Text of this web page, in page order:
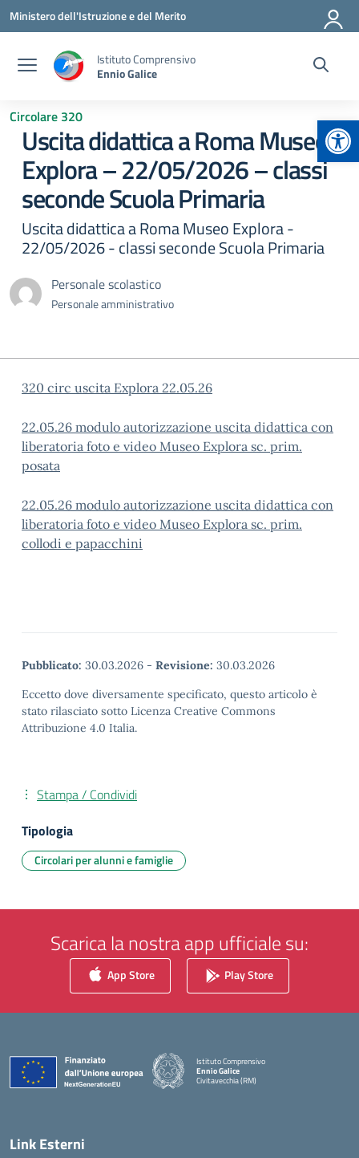
Vai ai contenuti
Vai al menu di navigazione
Vai al footer
Ministero dell'Istruzione e del Merito
Istituto Comprensivo
Ennio Galice
Circolare 320
Uscita didattica a Roma Museo
Explora – 22/05/2026 – classi
seconde Scuola Primaria
Uscita didattica a Roma Museo Explora -
22/05/2026 - classi seconde Scuola Primaria
Personale scolastico
Personale amministrativo
320 circ uscita Explora 22.05.26
22.05.26 modulo autorizzazione uscita didattica con
liberatoria foto e video Museo Explora sc. prim.
posata
22.05.26 modulo autorizzazione uscita didattica con
liberatoria foto e video Museo Explora sc. prim.
collodi e papacchini
Pubblicato: 30.03.2026 - Revisione: 30.03.2026
Eccetto dove diversamente specificato, questo articolo è
stato rilasciato sotto Licenza Creative Commons
Attribuzione 4.0 Italia.
Stampa / Condividi
Tipologia
Circolari per alunni e famiglie
Scarica la nostra app ufficiale su:
App Store Play Store
Istituto Comprensivo
Ennio Galice
Civitavecchia (RM)
Link Esterni